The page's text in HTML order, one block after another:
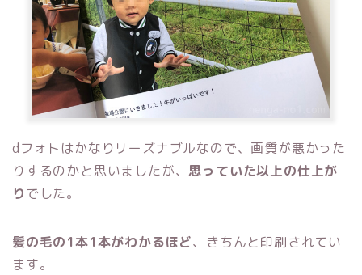
dフォトはかなりリーズナブルなので、画質が悪かった
りするのかと思いましたが、思っていた以上の仕上が
りでした。
髪の毛の1本1本がわかるほど、きちんと印刷されてい
ます。